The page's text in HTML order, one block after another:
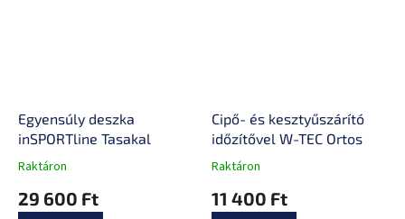
Egyensúly deszka
inSPORTline Tasakal
A
átlagos
Raktáron
29 600 Ft
Cipő- és kesztyűszárító
időzítővel W-TEC Ortos
A
átlagos
Raktáron
11 400 Ft